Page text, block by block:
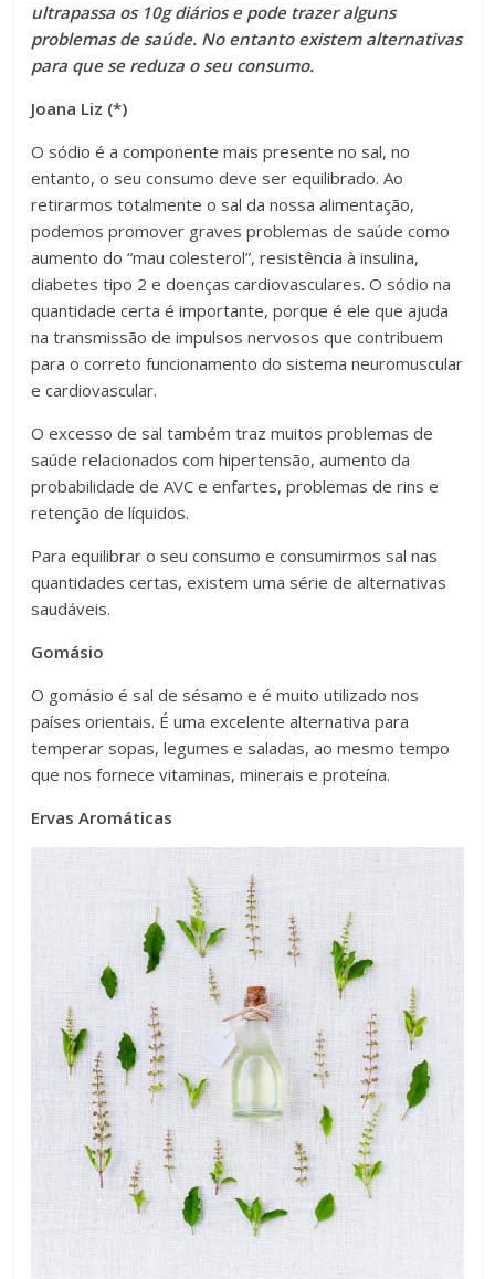
ultrapassa os 10g diários e pode trazer alguns
problemas de saúde. No entanto existem alternativas
para que se reduza o seu consumo.
Joana Liz (*)
O sódio é a componente mais presente no sal, no
entanto, o seu consumo deve ser equilibrado. Ao
retirarmos totalmente o sal da nossa alimentação,
podemos promover graves problemas de saúde como
aumento do “mau colesterol”, resistência à insulina,
diabetes tipo 2 e doenças cardiovasculares. O sódio na
quantidade certa é importante, porque é ele que ajuda
na transmissão de impulsos nervosos que contribuem
para o correto funcionamento do sistema neuromuscular
e cardiovascular.
O excesso de sal também traz muitos problemas de
saúde relacionados com hipertensão, aumento da
probabilidade de AVC e enfartes, problemas de rins e
retenção de líquidos.
Para equilibrar o seu consumo e consumirmos sal nas
quantidades certas, existem uma série de alternativas
saudáveis.
Gomásio
O gomásio é sal de sésamo e é muito utilizado nos
países orientais. É uma excelente alternativa para
temperar sopas, legumes e saladas, ao mesmo tempo
que nos fornece vitaminas, minerais e proteína.
Ervas Aromáticas